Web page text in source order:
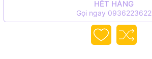
HẾT HÀNG
Gọi ngay 0936223622